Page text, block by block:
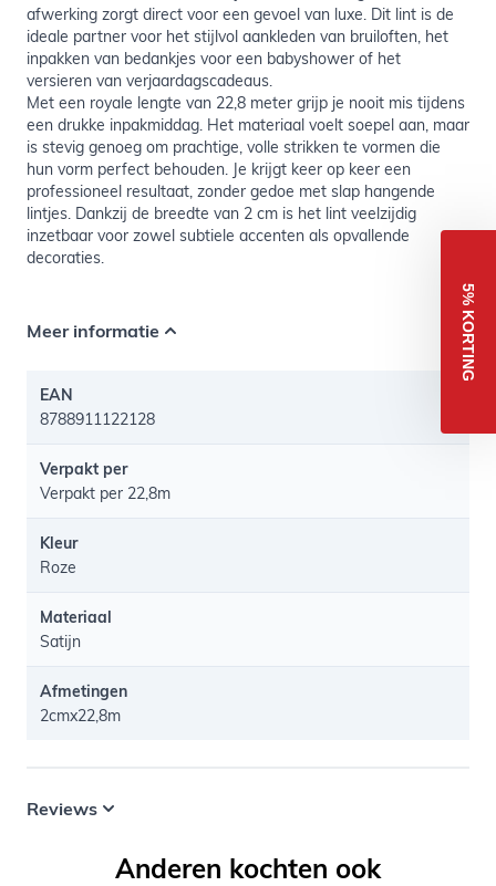
afwerking zorgt direct voor een gevoel van luxe. Dit lint is de
ideale partner voor het stijlvol aankleden van bruiloften, het
inpakken van bedankjes voor een babyshower of het
versieren van verjaardagscadeaus.
Met een royale lengte van 22,8 meter grijp je nooit mis tijdens
een drukke inpakmiddag. Het materiaal voelt soepel aan, maar
is stevig genoeg om prachtige, volle strikken te vormen die
hun vorm perfect behouden. Je krijgt keer op keer een
professioneel resultaat, zonder gedoe met slap hangende
lintjes. Dankzij de breedte van 2 cm is het lint veelzijdig
inzetbaar voor zowel subtiele accenten als opvallende
decoraties.
Meer informatie
EAN
8788911122128
Verpakt per
Verpakt per 22,8m
Kleur
Roze
Materiaal
Satijn
Afmetingen
2cmx22,8m
Reviews
Anderen kochten ook
5% KORTING